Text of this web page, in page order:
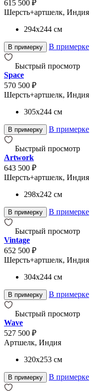
615 500 ₽
Шерсть+артшелк, Индия
294x244 см
В примерку В примерке
Быстрый просмотр
Space
570 500 ₽
Шерсть+артшелк, Индия
305x244 см
В примерку В примерке
Быстрый просмотр
Artwork
643 500 ₽
Шерсть+артшелк, Индия
298x242 см
В примерку В примерке
Быстрый просмотр
Vintage
652 500 ₽
Шерсть+артшелк, Индия
304x244 см
В примерку В примерке
Быстрый просмотр
Wave
527 500 ₽
Артшелк, Индия
320x253 см
В примерку В примерке